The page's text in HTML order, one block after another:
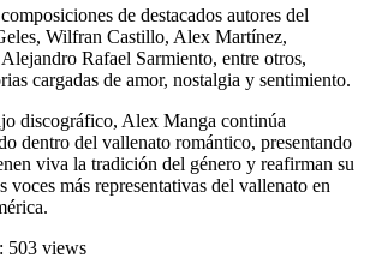
de destacados autores del
Wilfran Castillo, Alex Martínez,
Rafael Sarmiento, entre otros,
cargadas de amor, nostalgia y sentimiento.
discográfico, Alex Manga continúa
dentro del vallenato romántico, presentando
viva la tradición del género y reafirman su
voces más representativas del vallenato en
503 views